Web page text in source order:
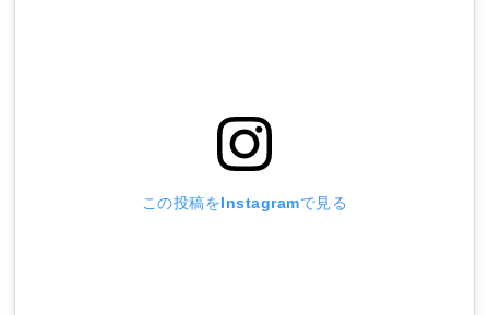
この投稿をInstagramで見る